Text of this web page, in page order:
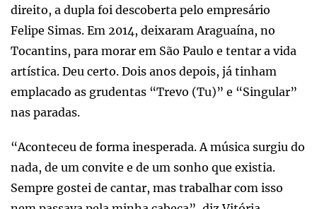
direito, a dupla foi descoberta pelo empresário
Felipe Simas. Em 2014, deixaram Araguaína, no
Tocantins, para morar em São Paulo e tentar a vida
artística. Deu certo. Dois anos depois, já tinham
emplacado as grudentas “Trevo (Tu)” e “Singular”
nas paradas.
“Aconteceu de forma inesperada. A música surgiu do
nada, de um convite e de um sonho que existia.
Sempre gostei de cantar, mas trabalhar com isso